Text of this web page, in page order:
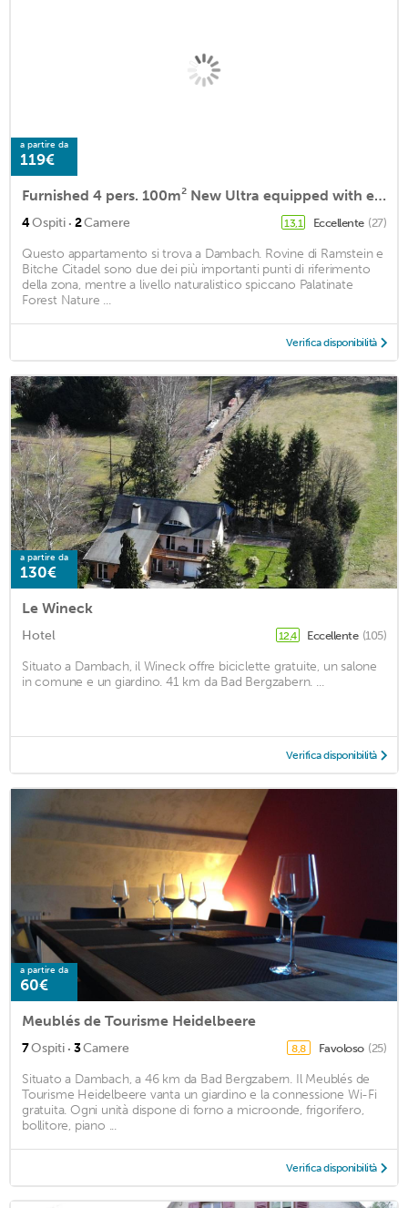
a partire da
119€
Furnished 4 pers. 100m² New Ultra equipped with every comfort
4Ospiti · 2Camere 13,1 Eccellente (27)
Questo appartamento si trova a Dambach. Rovine di Ramstein e
Bitche Citadel sono due dei più importanti punti di riferimento
della zona, mentre a livello naturalistico spiccano Palatinate
Forest Nature ...
Verifica disponibilità
a partire da
130€
Le Wineck
Hotel 12,4 Eccellente (105)
Situato a Dambach, il Wineck offre biciclette gratuite, un salone
in comune e un giardino. 41 km da Bad Bergzabern. ...
Verifica disponibilità
a partire da
60€
Meublés de Tourisme Heidelbeere
7Ospiti · 3Camere 8,8 Favoloso (25)
Situato a Dambach, a 46 km da Bad Bergzabern. Il Meublés de
Tourisme Heidelbeere vanta un giardino e la connessione Wi-Fi
gratuita. Ogni unità dispone di forno a microonde, frigorifero,
bollitore, piano ...
Verifica disponibilità